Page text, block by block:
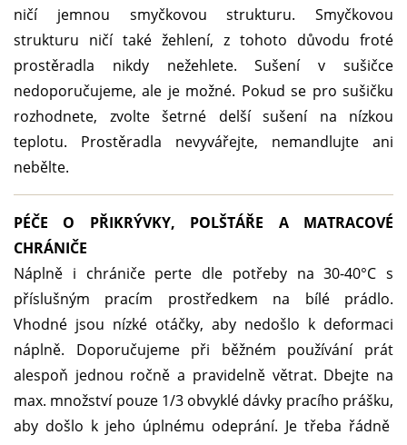
ničí jemnou smyčkovou strukturu. Smyčkovou
strukturu ničí také žehlení, z tohoto důvodu froté
prostěradla nikdy nežehlete. Sušení v sušičce
nedoporučujeme, ale je možné. Pokud se pro sušičku
rozhodnete, zvolte šetrné delší sušení na nízkou
teplotu. Prostěradla nevyvářejte, nemandlujte ani
nebělte.
PÉČE O PŘIKRÝVKY, POLŠTÁŘE A MATRACOVÉ
CHRÁNIČE
Náplně i chrániče perte dle potřeby na 30-40°C s
příslušným pracím prostředkem na bílé prádlo.
Vhodné jsou nízké otáčky, aby nedošlo k deformaci
náplně. Doporučujeme při běžném používání prát
alespoň jednou ročně a pravidelně větrat. Dbejte na
max. množství pouze 1/3 obvyklé dávky pracího prášku,
aby došlo k jeho úplnému odeprání. Je třeba řádně